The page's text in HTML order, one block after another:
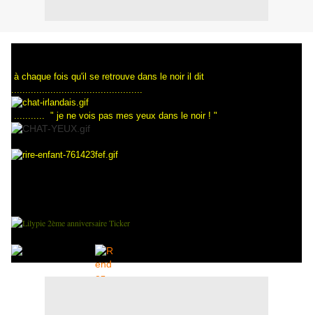
à chaque fois qu'il se retrouve dans le noir il dit
...............................................
........... " je ne vois pas mes yeux dans le noir ! "